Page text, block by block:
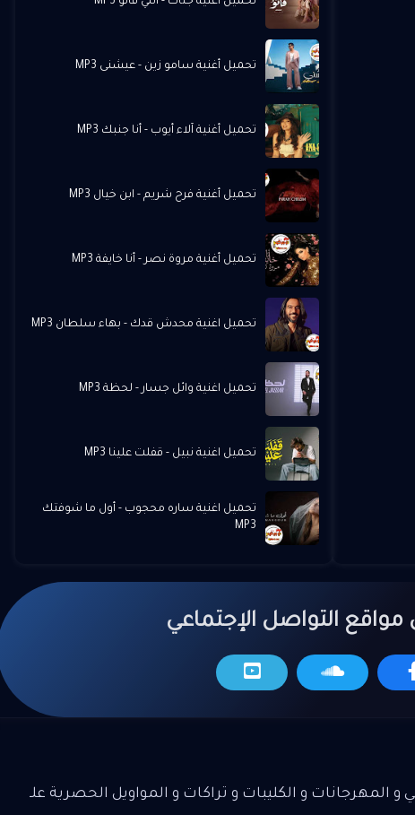
تحميل أغنية سامو زين - عيشنى MP3
تحميل أغنية آلاء أيوب - أنا جنبك MP3
تحميل أغنية فرح شريم - ابن خيال MP3
تحميل أغنية مروة نصر - أنا خايفة MP3
تحميل اغنية محدش قدك - بهاء سلطان MP3
تحميل اغنية وائل جسار - لحظة MP3
تحميل اغنية نبيل - قفلت علينا MP3
تحميل اغنية ساره محجوب - أول ما شوفتك
MP3
مواقع التواصل الإجتماعي
المهرجانات و الكليبات و تراكات و المواويل الحصرية علـ